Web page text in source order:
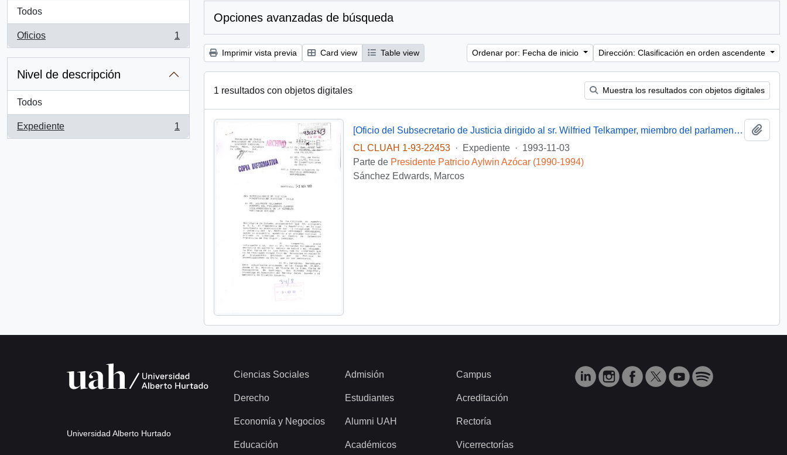
Todos
Oficios
, 1 resultados
1
Nivel de descripción
Todos
Expediente
, 1 resultados
1
Opciones avanzadas de búsqueda
Imprimir vista previa Card view Table view Ordenar por: Fecha de inicio Dirección: Clasificación en orden ascendente
1 resultados con objetos digitales Muestra los resultados con objetos digitales
[Oficio del Subsecretario de Justicia dirigido al sr. Wilfried Telkamper, miembro del parlamento europeo]
CL CLUAH 1-93-22453
· Expediente · 1993-11-03
Parte de Presidente Patricio Aylwin Azócar (1990-1994)
Sánchez Edwards, Marcos
Universidad Alberto Hurtado
Ciencias Sociales
Derecho
Economía y Negocios
Educación
Admisión
Estudiantes
Alumni UAH
Académicos
Campus
Acreditación
Rectoría
Vicerrectorías